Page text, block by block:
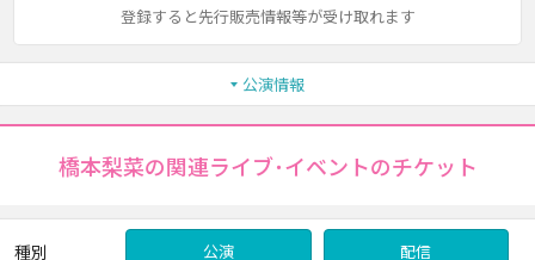
登録すると先行販売情報等が受け取れます
公演情報
橋本梨菜の関連ライブ･イベントのチケット
種別 公演 配信